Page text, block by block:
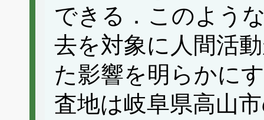
できる．このよう
去を対象に人間活
た影響を明らかに
査地は岐阜県高山